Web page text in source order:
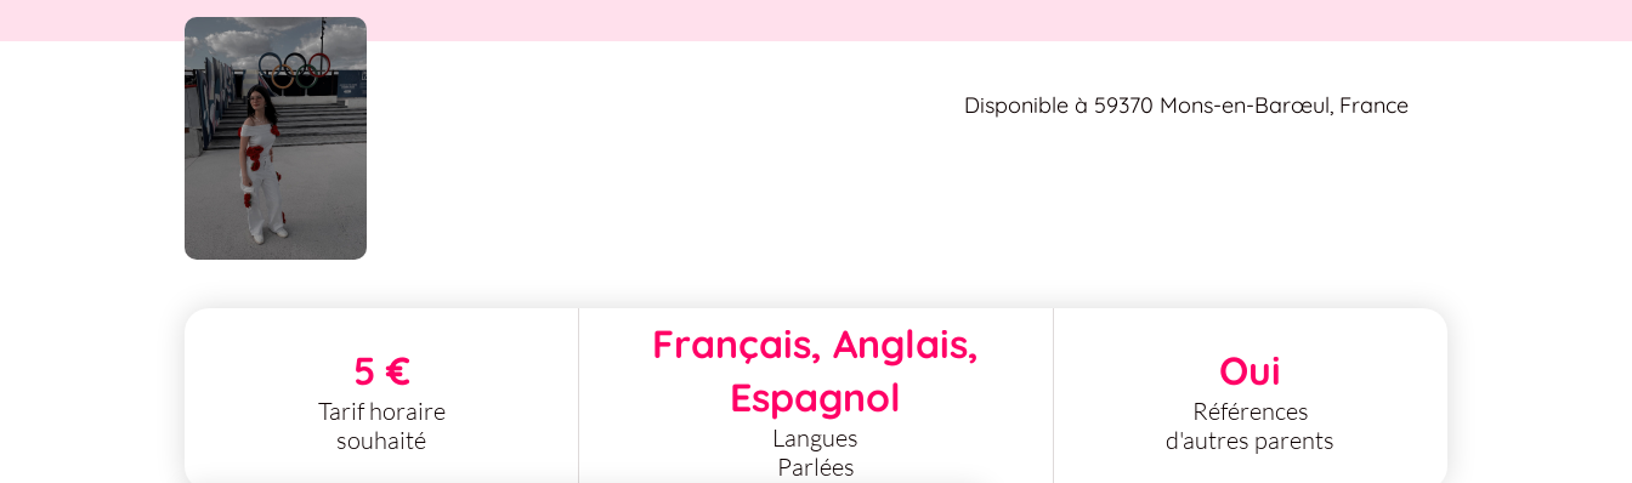
Disponible à 59370 Mons-en-Barœul, France
5 €
Tarif horaire
souhaité
Français, Anglais,
Espagnol
Langues
Parlées
Oui
Références
d'autres parents